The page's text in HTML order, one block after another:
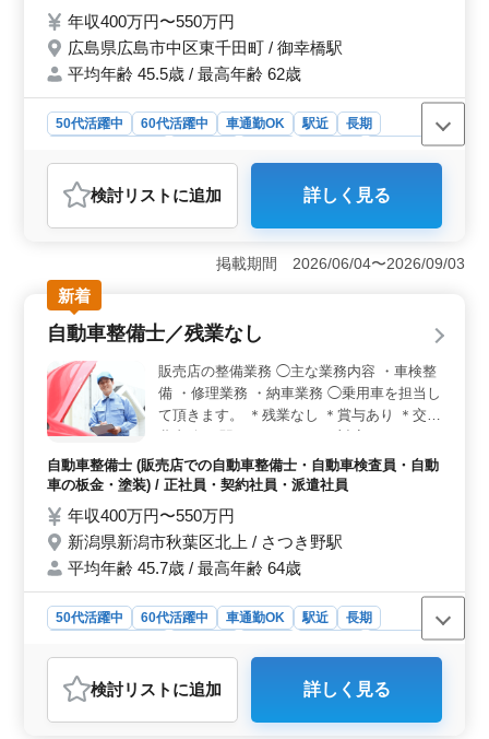
年収400万円〜550万円
広島県広島市中区東千田町 / 御幸橋駅
平均年齢 45.5歳 / 最高年齢 62歳
50代活躍中 60代活躍中 車通勤OK 駅近
長期
派遣社員
おすすめポイント
＜長期休暇ありで働きやすい＞ 夏季休暇、年末年始休
暇、GW休暇があり、休日もしっかり確保できます。残業
も少なめのため、無理なくメリハリをつけて働きやすい
環境です。 ＜整備経験を活かせる業務＞ 販売店に
て車検整備、納車前整備・点検、タイヤやオイル交換を
担当します。乗用車整備の経験を活かして、新車・中古
車の整備で活躍できます。 ＜駅徒歩圏内＋充実待遇
＞ 御幸橋駅から徒歩圏内で通勤しやすく、無料駐車場
完備で車通勤も可能です。賞与、交通費、社会保険、退
職金制度など福利厚生も整い、安心して長く働ける環境
です。
検討リスト に追加 詳しく見る
掲載期間 2026/06/04〜2026/09/03
新着
自動車整備士／残業なし
販売店の整備業務 ◯主な業務内容 ・車検整
備 ・修理業務 ・納車業務 ◯乗用車を担当し
て頂きます。 ＊残業なし ＊賞与あり ＊交通
費支給 ＊駅チカ きめ細かい対応ができるベ
テランさんを募集します。 ぜひその素晴ら
しいキャリア、実力を活かしてください！
自動車整備士 (販売店での自動車整備士・自動車検査員・自動
車の板金・塗装) / 正社員・契約社員・派遣社員
年収400万円〜550万円
新潟県新潟市秋葉区北上 / さつき野駅
平均年齢 45.7歳 / 最高年齢 64歳
50代活躍中 60代活躍中 車通勤OK 駅近
長期
派遣社員
おすすめポイント
＜経験・スキルを活かせる環境＞ 車検整備、修理、納
検討リスト に追加 詳しく見る